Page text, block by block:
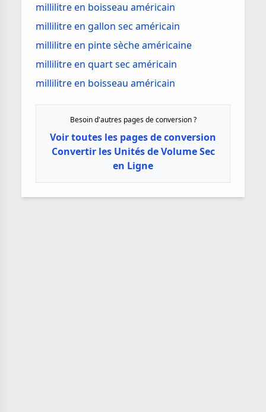
millilitre en boisseau américain
millilitre en gallon sec américain
millilitre en pinte sèche américaine
millilitre en quart sec américain
millilitre en boisseau américain
Besoin d'autres pages de conversion ?
Voir toutes les pages de conversion
Convertir les Unités de Volume Sec
en Ligne